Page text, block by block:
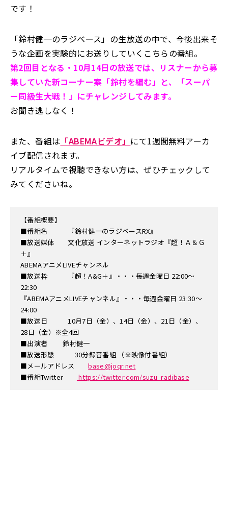
です！
「鈴村健一のラジベース」の生放送の中で、今後出来そ
うな企画を実験的にお送りしていくこちらの番組。
第2回目となる・10月14日の放送では、リスナーから募
集していた新コーナー案「鈴村を編む」と、「スーパ
ー同級生大戦！」にチャレンジしてみます。
お聞き逃しなく！
また、番組は 「ABEMAビデオ」 にて1週間無料アーカ
イブ配信されます。
リアルタイムで視聴できない方は、ぜひチェックして
みてくださいね。
【番組概要】
■番組名 『鈴村健一のラジベースRX』
■放送媒体 文化放送 インターネットラジオ『超！Ａ＆Ｇ
＋』
ABEMAアニメLIVEチャンネル
■放送枠 『超！A&G＋』・・・毎週金曜日 22:00～
22:30
『ABEMAアニメLIVEチャンネル』・・・毎週金曜日 23:30～
24:00
■放送日 10月7日（金）、14日（金）、21日（金）、
28日（金）※全4回
■出演者 鈴村健一
■放送形態 30分録音番組 （※映像付番組）
■メールアドレスbase@joqr.net
■番組Twitter
https://twitter.com/suzu_radibase